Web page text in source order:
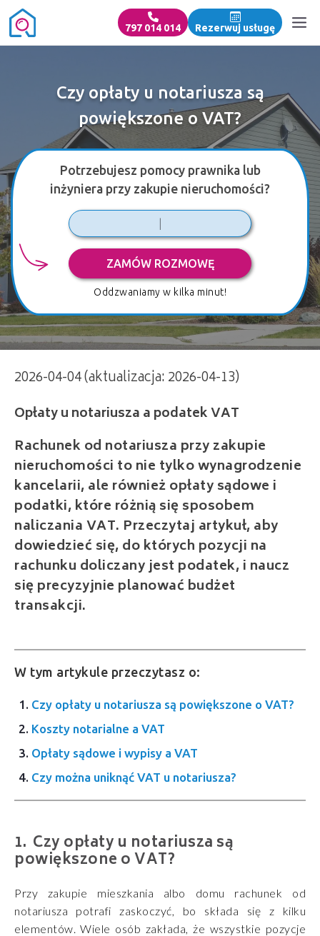
797 014 014 Rezerwuj usługę
Czy opłaty u notariusza są
powiększone o VAT?
Potrzebujesz pomocy prawnika lub
inżyniera przy zakupie nieruchomości?
ZAMÓW ROZMOWĘ
Oddzwaniamy w kilka minut!
2026-04-04 (aktualizacja: 2026-04-13)
Opłaty u notariusza a podatek VAT
Rachunek od notariusza przy zakupie
nieruchomości to nie tylko wynagrodzenie
kancelarii, ale również opłaty sądowe i
podatki, które różnią się sposobem
naliczania VAT. Przeczytaj artykuł, aby
dowiedzieć się, do których pozycji na
rachunku doliczany jest podatek, i naucz
się precyzyjnie planować budżet
transakcji.
W tym artykule przeczytasz o:
Czy opłaty u notariusza są powiększone o VAT?
Koszty notarialne a VAT
Opłaty sądowe i wypisy a VAT
Czy można uniknąć VAT u notariusza?
Czy opłaty u notariusza są
powiększone o VAT?
Przy zakupie mieszkania albo domu rachunek od
notariusza potrafi zaskoczyć, bo składa się z kilku
elementów. Wiele osób zakłada, że wszystkie pozycje